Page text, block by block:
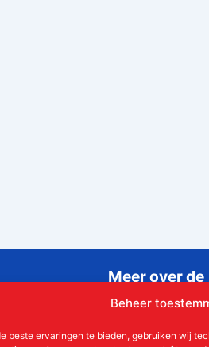
Beheer
beste ervaringen te bieden, gebruiken wij
Meer over de